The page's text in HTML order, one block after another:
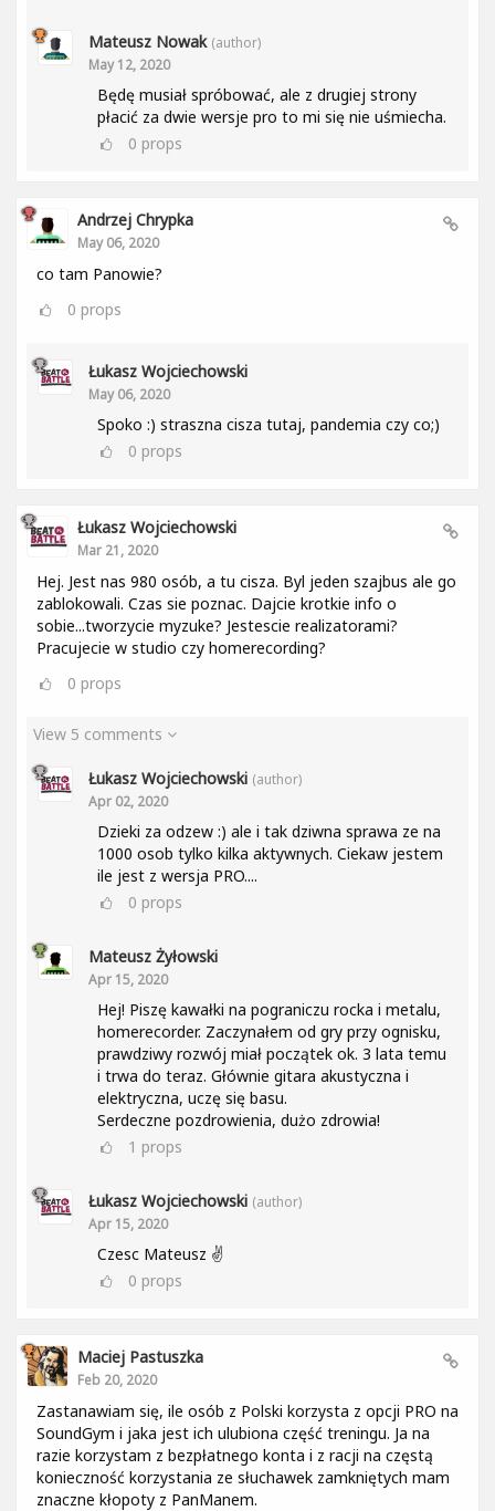
Mateusz Nowak (author)
May 12, 2020
Będę musiał spróbować, ale z drugiej strony
płacić za dwie wersje pro to mi się nie uśmiecha.
0 props
Andrzej Chrypka
May 06, 2020
co tam Panowie?
0 props
Łukasz Wojciechowski
May 06, 2020
Spoko :) straszna cisza tutaj, pandemia czy co;)
0 props
Łukasz Wojciechowski
Mar 21, 2020
Hej. Jest nas 980 osób, a tu cisza. Byl jeden szajbus ale go
zablokowali. Czas sie poznac. Dajcie krotkie info o
sobie...tworzycie myzuke? Jestescie realizatorami?
Pracujecie w studio czy homerecording?
0 props
View 5 comments
Łukasz Wojciechowski (author)
Apr 02, 2020
Dzieki za odzew :) ale i tak dziwna sprawa ze na
1000 osob tylko kilka aktywnych. Ciekaw jestem
ile jest z wersja PRO....
0 props
Mateusz Żyłowski
Apr 15, 2020
Hej! Piszę kawałki na pograniczu rocka i metalu,
homerecorder. Zaczynałem od gry przy ognisku,
prawdziwy rozwój miał początek ok. 3 lata temu
i trwa do teraz. Głównie gitara akustyczna i
elektryczna, uczę się basu.
Serdeczne pozdrowienia, dużo zdrowia!
1 props
Łukasz Wojciechowski (author)
Apr 15, 2020
Czesc Mateusz ✌
0 props
Maciej Pastuszka
Feb 20, 2020
Zastanawiam się, ile osób z Polski korzysta z opcji PRO na
SoundGym i jaka jest ich ulubiona część treningu. Ja na
razie korzystam z bezpłatnego konta i z racji na częstą
konieczność korzystania ze słuchawek zamkniętych mam
znaczne kłopoty z PanManem.